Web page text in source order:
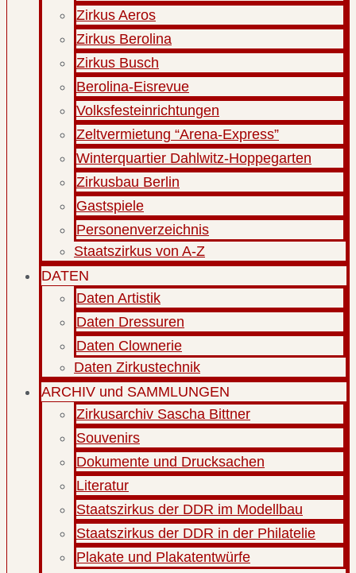
Zirkus Aeros
Zirkus Berolina
Zirkus Busch
Berolina-Eisrevue
Volksfesteinrichtungen
Zeltvermietung “Arena-Express”
Winterquartier Dahlwitz-Hoppegarten
Zirkusbau Berlin
Gastspiele
Personenverzeichnis
Staatszirkus von A-Z
DATEN
Daten Artistik
Daten Dressuren
Daten Clownerie
Daten Zirkustechnik
ARCHIV und SAMMLUNGEN
Zirkusarchiv Sascha Bittner
Souvenirs
Dokumente und Drucksachen
Literatur
Staatszirkus der DDR im Modellbau
Staatszirkus der DDR in der Philatelie
Plakate und Plakatentwürfe